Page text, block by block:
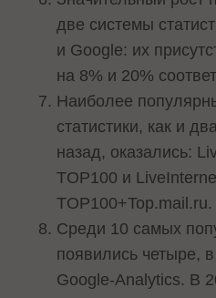
две системы
и Google: их
на 8% и 20%
Наиболее
статистики, как и
назад, оказались:
TOP100 и
TOP100+Top.mail.ru.
Среди 10 самых
появились четыре,
Google-Analytics. В